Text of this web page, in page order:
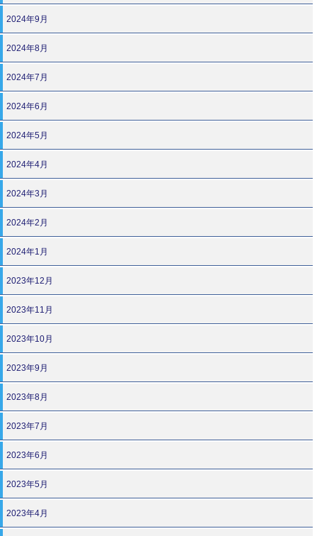
2024年9月
2024年8月
2024年7月
2024年6月
2024年5月
2024年4月
2024年3月
2024年2月
2024年1月
2023年12月
2023年11月
2023年10月
2023年9月
2023年8月
2023年7月
2023年6月
2023年5月
2023年4月